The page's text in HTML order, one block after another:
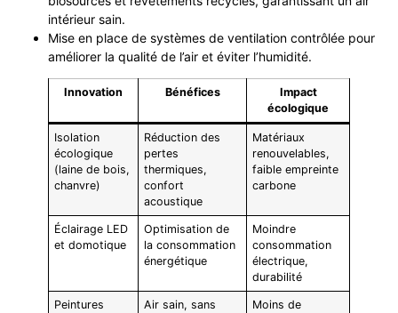
intérieur sain.
Mise en place de systèmes de ventilation contrôlée pour
améliorer la qualité de l’air et éviter l’humidité.
Innovation Bénéfices
Impact
écologique
Isolation
écologique
(laine de bois,
chanvre)
Réduction des
pertes
thermiques,
confort
acoustique
Matériaux
renouvelables,
faible empreinte
carbone
Éclairage LED
et domotique
Optimisation de
la consommation
énergétique
Moindre
consommation
électrique,
durabilité
Peintures
Air sain, sans
Moins de